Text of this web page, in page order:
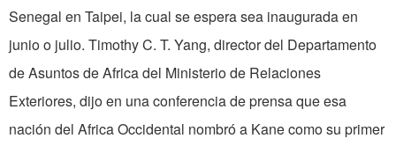
Senegal en Taipei, la cual se espera sea inaugurada en
junio o julio. Timothy C. T. Yang, director del Departamento
de Asuntos de Africa del Ministerio de Relaciones
Exteriores, dijo en una conferencia de prensa que esa
nación del Africa Occidental nombró a Kane como su primer